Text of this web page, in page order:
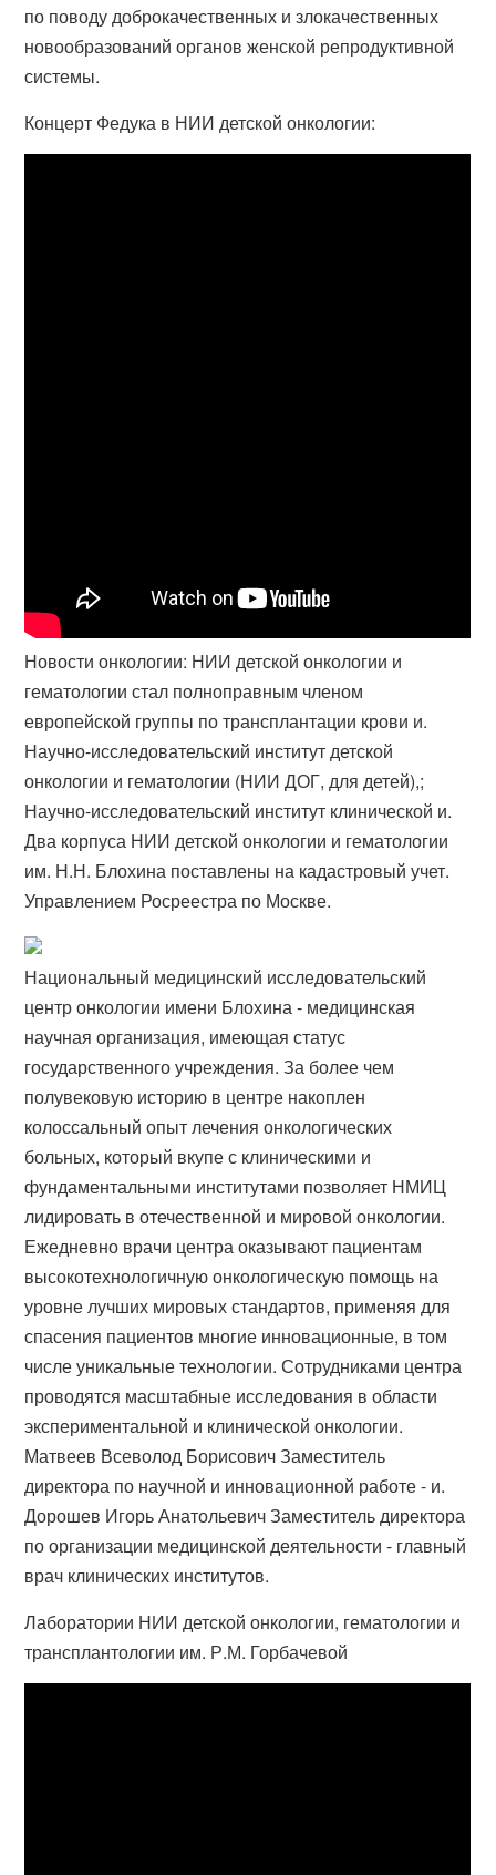
по поводу доброкачественных и злокачественных
новообразований органов женской репродуктивной
системы.
Концерт Федука в НИИ детской онкологии:
Новости онкологии: НИИ детской онкологии и
гематологии стал полноправным членом
европейской группы по трансплантации крови и.
Научно-исследовательский институт детской
онкологии и гематологии (НИИ ДОГ, для детей),;
Научно-исследовательский институт клинической и.
Два корпуса НИИ детской онкологии и гематологии
им. Н.Н. Блохина поставлены на кадастровый учет.
Управлением Росреестра по Москве.
Национальный медицинский исследовательский
центр онкологии имени Блохина - медицинская
научная организация, имеющая статус
государственного учреждения. За более чем
полувековую историю в центре накоплен
колоссальный опыт лечения онкологических
больных, который вкупе с клиническими и
фундаментальными институтами позволяет НМИЦ
лидировать в отечественной и мировой онкологии.
Ежедневно врачи центра оказывают пациентам
высокотехнологичную онкологическую помощь на
уровне лучших мировых стандартов, применяя для
спасения пациентов многие инновационные, в том
числе уникальные технологии. Сотрудниками центра
проводятся масштабные исследования в области
экспериментальной и клинической онкологии.
Матвеев Всеволод Борисович Заместитель
директора по научной и инновационной работе - и.
Дорошев Игорь Анатольевич Заместитель директора
по организации медицинской деятельности - главный
врач клинических институтов.
Лаборатории НИИ детской онкологии, гематологии и
трансплантологии им. Р.М. Горбачевой